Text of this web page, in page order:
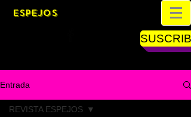
ESPEJOS
Entrada
REVISTA ESPEJOS